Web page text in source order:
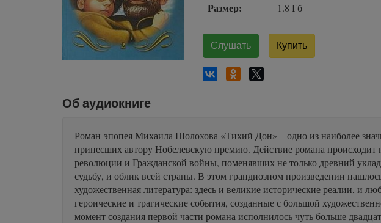
Размер: 1.8 Гб
Слушать Купить
Об аудиокниге
Роман-эпопея Михаила Шолохова «Тихий Дон» – одно из наиболее
принесших автору Нобелевскую премию. Действие романа
революции и Гражданской войны, поменявших не только древний
судьбу, и облик всей страны. В этом грандиозном произведении
художественная литература: здесь и великие исторические реалии,
героические и трагические события, созданные с большой
момент создания первой части романа исполнилось чуть больше